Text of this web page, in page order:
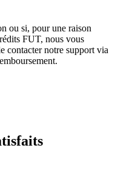
ou si, pour une raison
FUT, nous vous
contacter notre support via